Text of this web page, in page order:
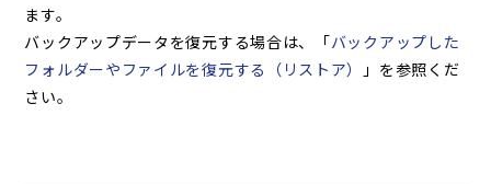
ます。
バックアップデータを復元する場合は、「バックアップした
フォルダーやファイルを復元する（リストア）
」を参照くだ
さい。